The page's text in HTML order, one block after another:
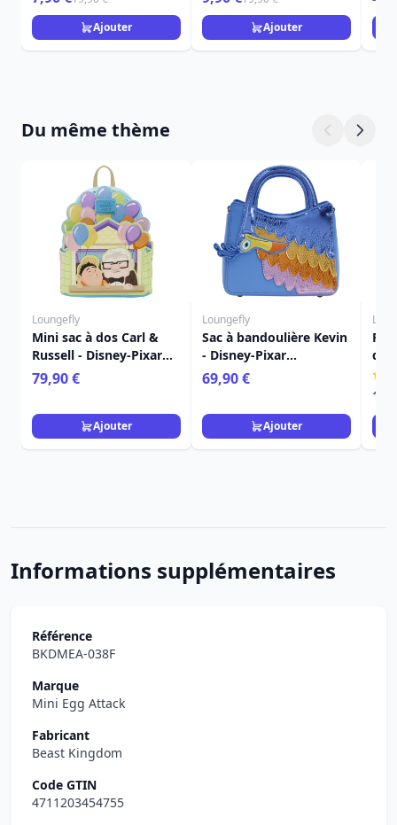
Ajouter
Ajouter
Du même thème
Loungefly
Mini sac à dos Carl &
Russell - Disney-Pixar
Loungefly Là-Haut
79,90 €
Ajouter
Loungefly
Sac à bandoulière Kevin
- Disney-Pixar
Loungefly Là-Haut
69,90 €
Ajouter
Informations supplémentaires
Référence
BKDMEA-038F
Marque
Mini Egg Attack
Fabricant
Beast Kingdom
Code GTIN
4711203454755